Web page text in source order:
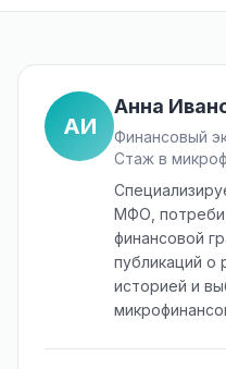
АИ
Анна
Финансовый
Стаж в
МФО,
финансовой
публикаций о
историей и